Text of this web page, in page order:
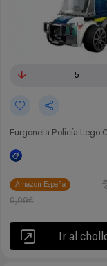
5
Furgoneta Policía Lego
Amazon España
9,99€
Ir al